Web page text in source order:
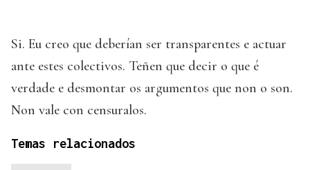
Si. Eu creo que deberían ser transparentes e actuar
ante estes colectivos. Teñen que decir o que é
verdade e desmontar os argumentos que non o son.
Non vale con censuralos.
Temas relacionados